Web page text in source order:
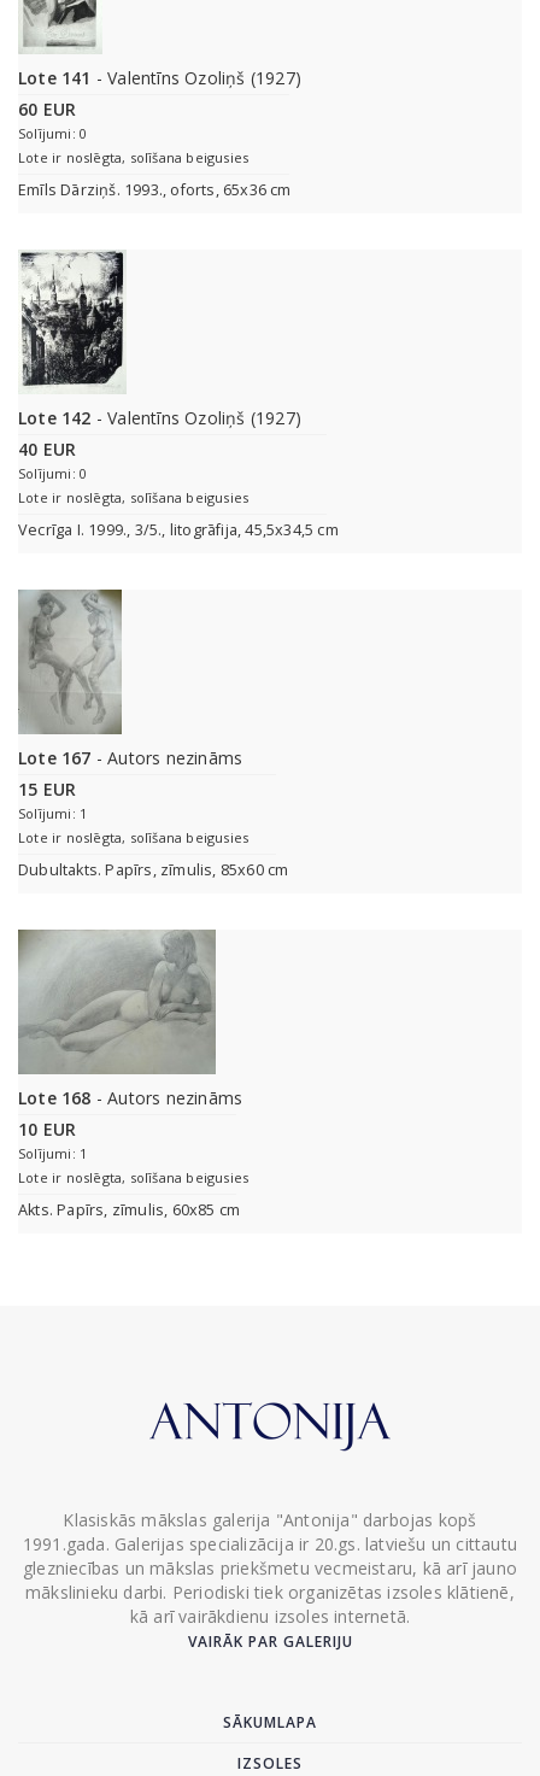
Lote 141 - Valentīns Ozoliņš (1927)
60 EUR
Solījumi: 0
Lote ir noslēgta, solīšana beigusies
Emīls Dārziņš. 1993., oforts, 65x36 cm
Lote 142 - Valentīns Ozoliņš (1927)
40 EUR
Solījumi: 0
Lote ir noslēgta, solīšana beigusies
Vecrīga I. 1999., 3/5., litogrāfija, 45,5x34,5 cm
Lote 167 - Autors nezināms
15 EUR
Solījumi: 1
Lote ir noslēgta, solīšana beigusies
Dubultakts. Papīrs, zīmulis, 85x60 cm
Lote 168 - Autors nezināms
10 EUR
Solījumi: 1
Lote ir noslēgta, solīšana beigusies
Akts. Papīrs, zīmulis, 60x85 cm
Klasiskās mākslas galerija "Antonija" darbojas kopš
1991.gada. Galerijas specializācija ir 20.gs. latviešu un cittautu
glezniecības un mākslas priekšmetu vecmeistaru, kā arī jauno
mākslinieku darbi. Periodiski tiek organizētas izsoles klātienē,
kā arī vairākdienu izsoles internetā.
VAIRĀK PAR GALERIJU
SĀKUMLAPA
IZSOLES